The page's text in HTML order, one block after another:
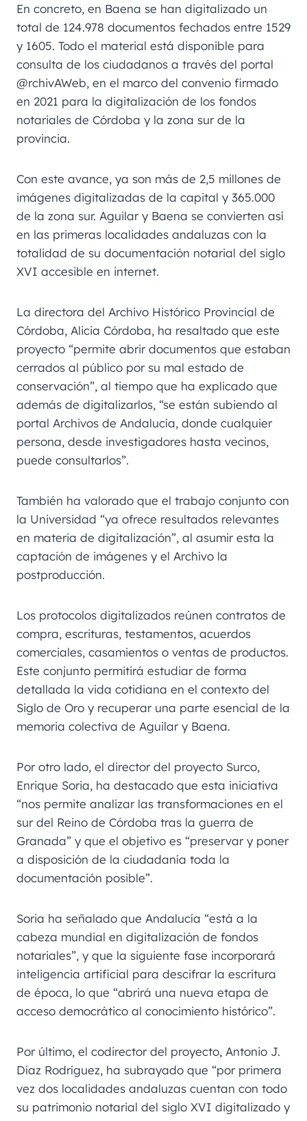
En concreto, en Baena se han digitalizado un
total de 124.978 documentos fechados entre 1529
y 1605. Todo el material está disponible para
consulta de los ciudadanos a través del portal
@rchivAWeb, en el marco del convenio firmado
en 2021 para la digitalización de los fondos
notariales de Córdoba y la zona sur de la
provincia.
Con este avance, ya son más de 2,5 millones de
imágenes digitalizadas de la capital y 365.000
de la zona sur. Aguilar y Baena se convierten así
en las primeras localidades andaluzas con la
totalidad de su documentación notarial del siglo
XVI accesible en internet.
La directora del Archivo Histórico Provincial de
Córdoba, Alicia Córdoba, ha resaltado que este
proyecto “permite abrir documentos que estaban
cerrados al público por su mal estado de
conservación”, al tiempo que ha explicado que
además de digitalizarlos, “se están subiendo al
portal Archivos de Andalucía, donde cualquier
persona, desde investigadores hasta vecinos,
puede consultarlos”.
También ha valorado que el trabajo conjunto con
la Universidad “ya ofrece resultados relevantes
en materia de digitalización”, al asumir esta la
captación de imágenes y el Archivo la
postproducción.
Los protocolos digitalizados reúnen contratos de
compra, escrituras, testamentos, acuerdos
comerciales, casamientos o ventas de productos.
Este conjunto permitirá estudiar de forma
detallada la vida cotidiana en el contexto del
Siglo de Oro y recuperar una parte esencial de la
memoria colectiva de Aguilar y Baena.
Por otro lado, el director del proyecto Surco,
Enrique Soria, ha destacado que esta iniciativa
“nos permite analizar las transformaciones en el
sur del Reino de Córdoba tras la guerra de
Granada” y que el objetivo es “preservar y poner
a disposición de la ciudadanía toda la
documentación posible”.
Soria ha señalado que Andalucía “está a la
cabeza mundial en digitalización de fondos
notariales”, y que la siguiente fase incorporará
inteligencia artificial para descifrar la escritura
de época, lo que “abrirá una nueva etapa de
acceso democrático al conocimiento histórico”.
Por último, el codirector del proyecto, Antonio J.
Díaz Rodríguez, ha subrayado que “por primera
vez dos localidades andaluzas cuentan con todo
su patrimonio notarial del siglo XVI digitalizado y